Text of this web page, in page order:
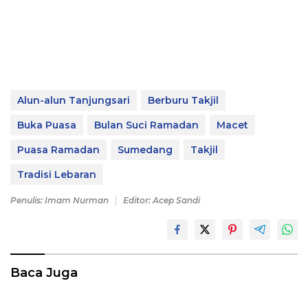
Alun-alun Tanjungsari
Berburu Takjil
Buka Puasa
Bulan Suci Ramadan
Macet
Puasa Ramadan
Sumedang
Takjil
Tradisi Lebaran
Penulis: Imam Nurman Editor: Acep Sandi
Baca Juga